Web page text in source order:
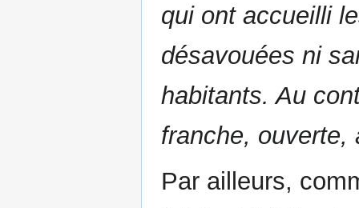
qui ont accueilli
désavouées ni
habitants. Au
franche, ouverte,
Par ailleurs,